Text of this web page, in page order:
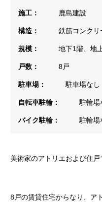
施工： 鹿島建設
構造： 鉄筋コンクリ
規模： 地下1階、地
戸数： 8戸
駐車場： 駐車場なし
自転車駐輪： 駐輪場
バイク駐輪： 駐輪場
美術家のアトリエおよび住戸
8戸の賃貸住宅からなり、ア